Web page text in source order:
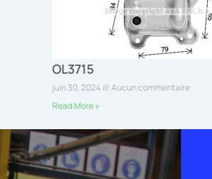
OL3715
juin 30, 2024
Aucun commentaire
Read More »